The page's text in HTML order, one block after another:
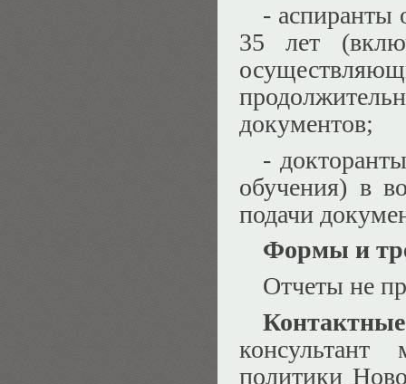
- аспиранты
35 лет
документов;
-
обучения) в
подачи
Формы и
Отчеты не
политики